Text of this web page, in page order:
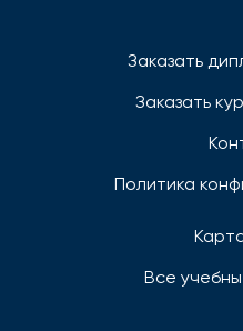
Заказать
Заказать
Политика
Все